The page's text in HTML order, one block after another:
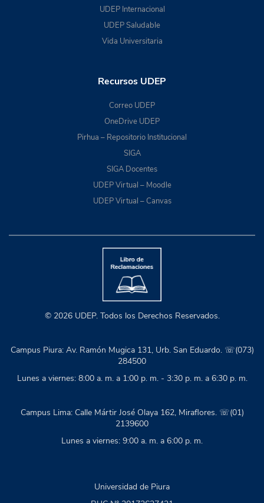
UDEP Internacional
UDEP Saludable
Vida Universitaria
Recursos UDEP
Correo UDEP
OneDrive UDEP
Pirhua – Repositorio Institucional
SIGA
SIGA Docentes
UDEP Virtual – Moodle
UDEP Virtual – Canvas
© 2026 UDEP. Todos los Derechos Reservados.
Campus Piura: Av. Ramón Mugica 131, Urb. San Eduardo. ☏(073)
284500
Lunes a viernes: 8:00 a. m. a 1:00 p. m. - 3:30 p. m. a 6:30 p. m.
Campus Lima: Calle Mártir José Olaya 162, Miraflores. ☏(01)
2139600
Lunes a viernes: 9:00 a. m. a 6:00 p. m.
Universidad de Piura